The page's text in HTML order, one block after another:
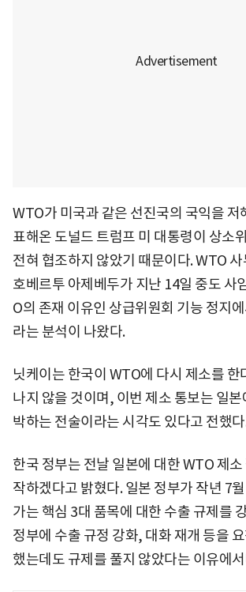
WTO가 미국과 같은 선진국의 국익을 저
표해온 도널드 트럼프 미 대통령이 상소
전혀 협조하지 않았기 때문이다. WTO
호베르투 아제베두가 지난 14일 중도 사
O의 존재 이유인 상급위원회 기능 정지에
라는 분석이 나왔다.
닛케이는 한국이 WTO에 다시 제소를 한
나지 않을 것이며, 이번 제소 통보는 일
박하는 전술이라는 시각도 있다고 전했
한국 정부는 전날 일본에 대한 WTO 제소
작하겠다고 밝혔다. 일본 정부가 작년 7
가는 핵심 3대 품목에 대한 수출 규제를
정부에 수출 규정 강화, 대화 재개 등을
했는데도 규제를 풀지 않았다는 이유에